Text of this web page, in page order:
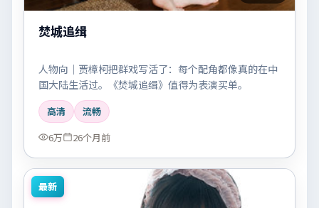
焚城追缉
人物向｜贾樟柯把群戏写活了：每个配角都像真的在中
国大陆生活过。《焚城追缉》值得为表演买单。
高清
流畅
6万
26个月前
最新